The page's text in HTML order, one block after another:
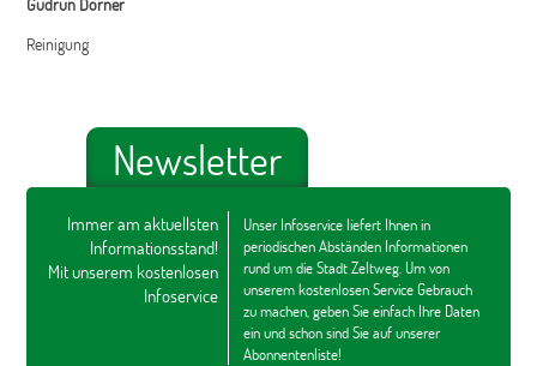
Reinigung
Newsletter
Immer am aktuellsten
Informationsstand!
Mit unserem kostenlosen
Infoservice
Unser Infoservice liefert Ihnen in
periodischen Abständen Informationen
rund um die Stadt Zeltweg. Um von
unserem kostenlosen Service Gebrauch
zu machen, geben Sie einfach Ihre Daten
ein und schon sind Sie auf unserer
Abonnentenliste!